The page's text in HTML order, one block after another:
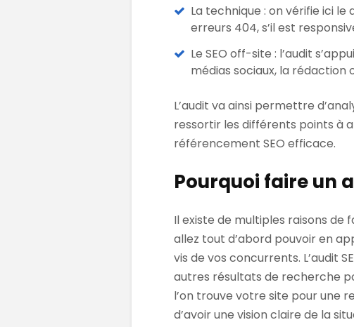
La technique : on vérifie ici le
erreurs 404, s’il est
Le SEO off-site : l’audit
médias sociaux, la rédaction
L’audit va ainsi permettre
ressortir les différents points à
référencement SEO efficace.
Pourquoi faire un
Il existe de multiples raisons de
allez tout d’abord pouvoir en
vis de vos concurrents. L’audit
autres résultats de recherche
l’on trouve votre site pour une
d’avoir une vision claire de la